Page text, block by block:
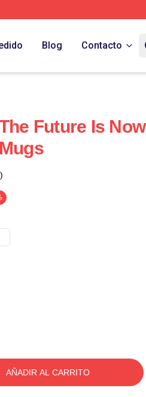
Blog Contacto
Future Is Now
AÑADIR AL CARRITO